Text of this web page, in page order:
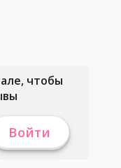
чтобы
Войти